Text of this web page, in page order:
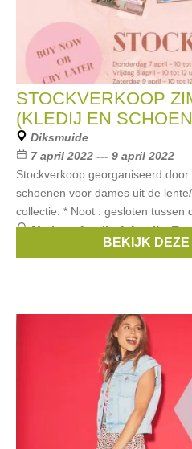
STOCKVERKOOP
(KLEDIJ EN
Diksmuide
7 april 2022 --- 9 april 2022
Stockverkoop georganiseerd
schoenen voor dames uit de
collectie. * Noot : gesloten tussen
Merken:Amelie & Amelie,
BEKIJK